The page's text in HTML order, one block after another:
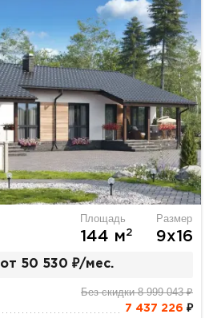
Площадь
144 м2
Размер
9х16
от 50 530 ₽/мес.
Без скидки 8 999 043 ₽
7 437 226 ₽